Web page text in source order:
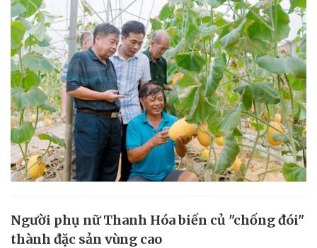
Người phụ nữ Thanh Hóa biến củ "chống đói"
thành đặc sản vùng cao